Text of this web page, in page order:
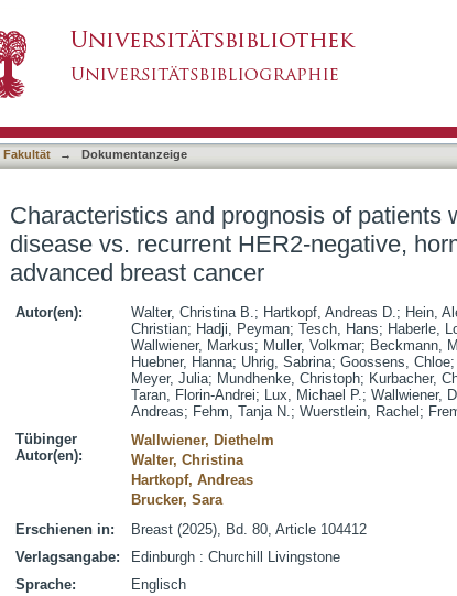
of patients with primary metastatic
positive advanced breast cancer
Fakultät → Dokumentanzeige
Characteristics and prognosis of patients
disease vs. recurrent HER2-negative,
advanced breast cancer
Autor(en): Walter, Christina B.; Hartkopf, Andreas D.; Hein,
Christian; Hadji, Peyman; Tesch, Hans; Haberle,
Wallwiener, Markus; Muller, Volkmar; Beckmann,
Huebner, Hanna; Uhrig, Sabrina; Goossens, Chloe;
Meyer, Julia; Mundhenke, Christoph; Kurbacher,
Taran, Florin-Andrei; Lux, Michael P.; Wallwiener,
Andreas; Fehm, Tanja N.; Wuerstlein, Rachel ;
Tübinger
Autor(en):
Wallwiener, Diethelm
Walter, Christina
Hartkopf, Andreas
Brucker, Sara
Erschienen in:
Breast (2025), Bd. 80, Article 104412
Verlagsangabe:
Edinburgh : Churchill Livingstone
Sprache:
Englisch